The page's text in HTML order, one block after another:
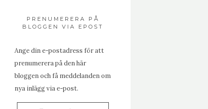
PRENUMERERA PÅ
BLOGGEN VIA EPOST
Ange din e-postadress för att
prenumerera på den här
bloggen och få meddelanden om
nya inlägg via e-post.